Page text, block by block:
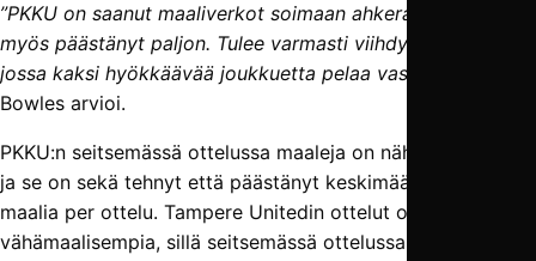
”PKKU on saanut maaliverkot soimaan ahkeraan, mutta
myös päästänyt paljon. Tulee varmasti viihdyttävä ottelu,
jossa kaksi hyökkäävää joukkuetta pelaa vastakkain”
Bowles arvioi.
PKKU:n seitsemässä ottelussa maaleja on nähty peräti 32,
ja se on sekä tehnyt että päästänyt keskimäärin yli kaksi
maalia per ottelu. Tampere Unitedin ottelut ovat olleet
vähämaalisempia, sillä seitsemässä ottelussa on nähty 18